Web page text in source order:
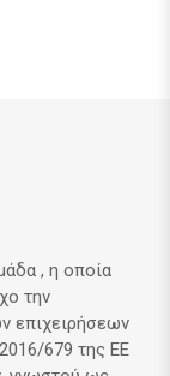
, η οποία
την
επιχειρήσεων
679 της ΕΕ